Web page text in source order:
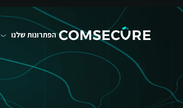
הפתרונות שלנו